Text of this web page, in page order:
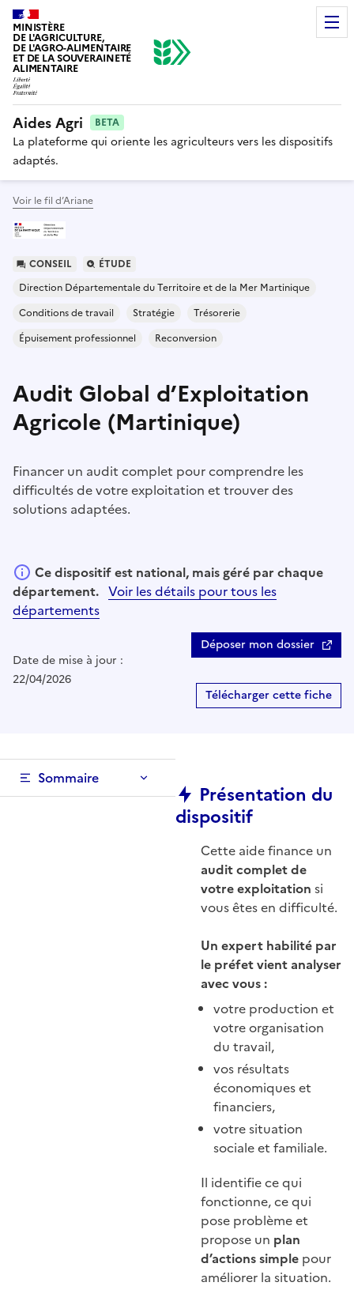
MINISTÈRE
DE L'AGRICULTURE,
DE L'AGRO-ALIMENTAIRE
ET DE LA SOUVERAINETÉ
ALIMENTAIRE
Aides Agri BETA
La plateforme qui oriente les agriculteurs vers les dispositifs
adaptés.
Voir le fil d’Ariane
CONSEIL
ÉTUDE
Direction Départementale du Territoire et de la Mer Martinique
Conditions de travail
Stratégie
Trésorerie
Épuisement professionnel
Reconversion
Audit Global d’Exploitation
Agricole (Martinique)
Financer un audit complet pour comprendre les
difficultés de votre exploitation et trouver des
solutions adaptées.
Ce dispositif est national, mais géré par chaque
département. Voir les détails pour tous les
départements
Date de mise à jour :
22/04/2026
Déposer mon dossier
Télécharger cette fiche
Sommaire
Présentation du
dispositif
Cette aide finance un
audit complet de
votre exploitation si
vous êtes en difficulté.
Un expert habilité par
le préfet vient analyser
avec vous :
votre production et
votre organisation
du travail,
vos résultats
économiques et
financiers,
votre situation
sociale et familiale.
Il identifie ce qui
fonctionne, ce qui
pose problème et
propose un plan
d’actions simple pour
améliorer la situation.